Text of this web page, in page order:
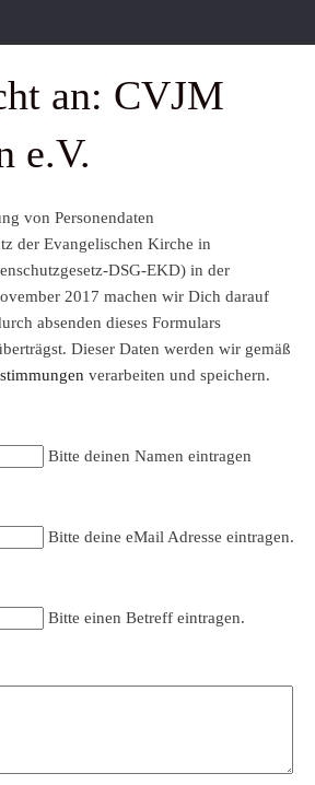
an: CVJM
e.V.
von Personendaten
der Evangelischen Kirche in
DSG-EKD) in der
2017 machen wir Dich darauf
absenden dieses Formulars
Dieser Daten werden wir gemäß
verarbeiten und speichern.
Bitte deinen Namen eintragen
Bitte deine eMail Adresse eintragen.
Bitte einen Betreff eintragen.